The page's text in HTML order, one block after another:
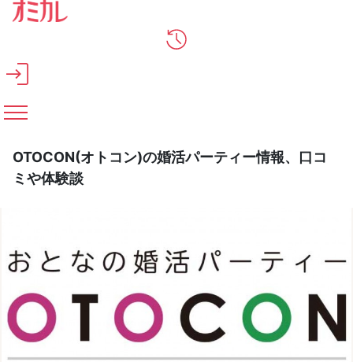
メインコンテンツへスキップ
OTOCON(オトコン)の婚活パーティー情報、口コ
ミや体験談